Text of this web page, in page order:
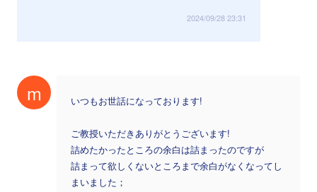
2024/09/28 23:31
m いつもお世話になっております!
ご教授いただきありがとうございます!
詰めたかったところの余白は詰まったのですが
詰まって欲しくないところまで余白がなくなってし
まいました；